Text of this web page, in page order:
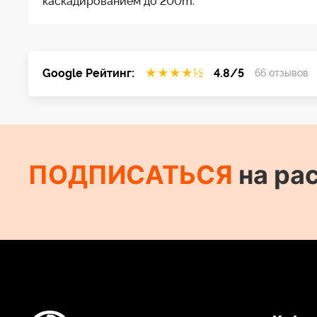
Google Рейтинг: ★ ★ ★ ★½ 4.8/5 66 отзывов
ПОДПИСАТЬСЯ на